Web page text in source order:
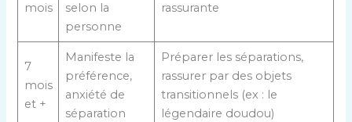
mois
selon la
personne
rassurante
7
mois
et +
Manifeste la
préférence,
anxiété de
séparation
Préparer les séparations,
rassurer par des objets
transitionnels (ex : le
légendaire doudou)